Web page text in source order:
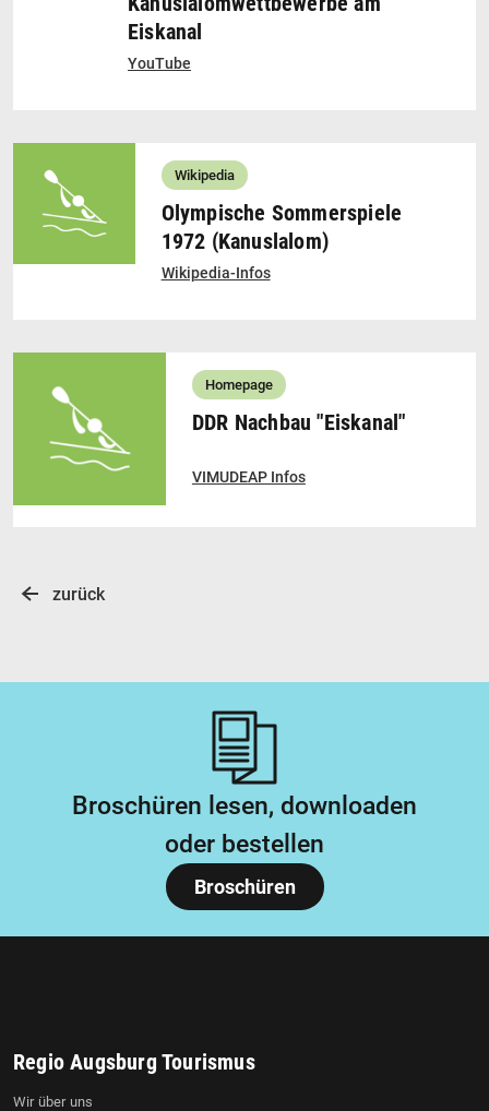
Eiskanal
YouTube
Wikipedia
Olympische Sommerspiele
1972 (Kanuslalom)
Wikipedia-Infos
Homepage
DDR Nachbau "Eiskanal"
VIMUDEAP Infos
zurück
Broschüren lesen, downloaden
oder bestellen
Broschüren
Regio Augsburg Tourismus
Wir über uns